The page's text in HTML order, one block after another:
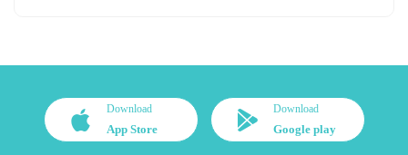
Download
Google play
Download
App Store